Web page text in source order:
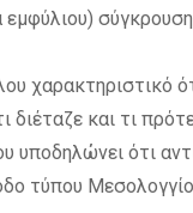
χαρακτηριστικό
διέταζε και τι
υποδηλώνει ότι
τύπου